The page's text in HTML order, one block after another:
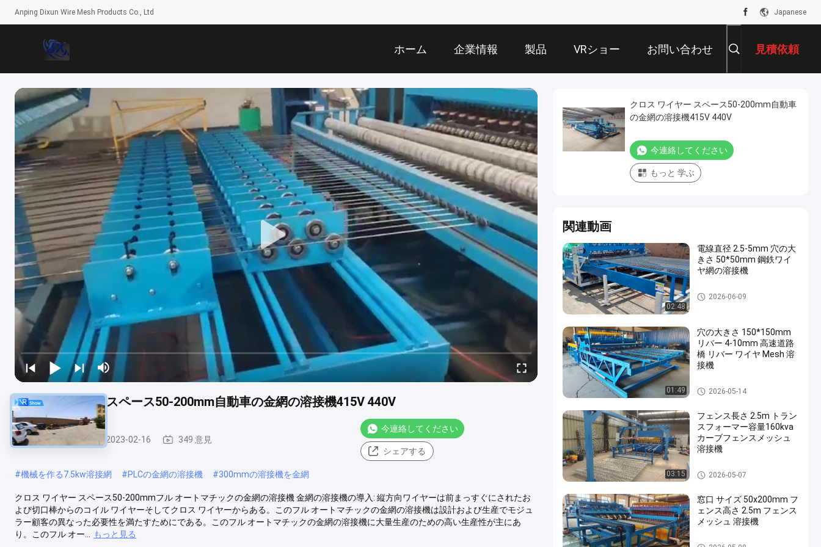
Anping Dixun Wire Mesh Products Co., Ltd Japanese
ホーム 企業情報 製品 VRショー お問い合わせ 見積依頼
クロス ワイヤー スペース50-200mm自動車の金網の溶接機415V 440V
溶接機を金網 2023-02-16 349 意見
今連絡してください
シェアする
#機械を作る7.5kw溶接網 #PLCの金網の溶接機 #300mmの溶接機を金網
クロス ワイヤー スペース50-200mmフル オートマチックの金網の溶接機 金網の溶接機の導入: 縦方向ワイヤーは前まっすぐにされたお
よび切口棒からのコイル ワイヤーそしてクロス ワイヤーからある。このフル オートマチックの金網の溶接機は設計および生産でモジュ
ラー顧客の異なった必要性を満たすためにである。このフル オートマチックの金網の溶接機に大量生産のための高い生産性が主にあ
り。このフル オー...
もっと見る
クロス ワイヤー スペース50-200mm自動車
の金網の溶接機415V 440V
今連絡してください
もっと 学ぶ
関連動画
02:48
電線直径 2.5-5mm 穴の大
きさ 50*50mm 鋼鉄ワイ
ヤ網の溶接機
溶接機を金網
2026-06-09
01:49
穴の大きさ 150*150mm
リバー 4-10mm 高速道路
橋 リバー ワイヤ Mesh 溶
接機
溶接機を金網
2026-05-14
03:15
フェンス長さ 2.5m トラン
スフォーマー容量160kva
カーブフェンスメッシュ
溶接機
塀の網の溶接機
2026-05-07
窓口 サイズ 50x200mm フ
ェンス高さ 2.5m フェンス
メッシュ 溶接機
塀の網の溶接機